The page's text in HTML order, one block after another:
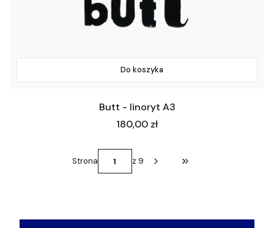
Do koszyka
Butt - linoryt A3
Cena
180,00 zł
Strona z 9 Przejdź do ostatniej